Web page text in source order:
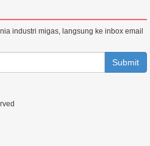
industri migas, langsung ke inbox email
Submit